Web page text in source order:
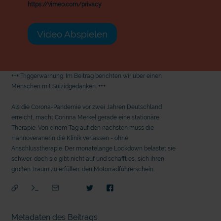
https://vimeo.com/privacy
Video Abspielen
+++ Triggerwarnung: Im Beitrag berichten wir über einen
Menschen mit Suizidgedanken. +++
Als die Corona-Pandemie vor zwei Jahren Deutschland
erreicht, macht Corinna Merkel gerade eine stationäre
Therapie. Von einem Tag auf den nächsten muss die
Hannoveranerin die Klinik verlassen - ohne
Anschlusstherapie. Der monatelange Lockdown belastet sie
schwer, doch sie gibt nicht auf und schafft es, sich ihren
großen Traum zu erfüllen: den Motorradführerschein.
Metadaten des Beitrags